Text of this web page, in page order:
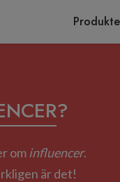
?
om influencer.
är det!